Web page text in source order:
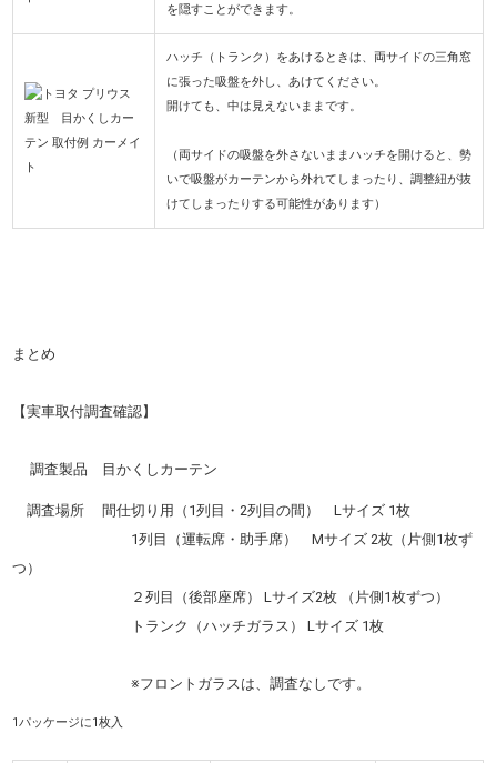
を隠すことができます。
ハッチ（トランク）をあけるときは、両サイドの三角窓
に張った吸盤を外し、あけてください。
開けても、中は見えないままです。
（両サイドの吸盤を外さないままハッチを開けると、勢
いで吸盤がカーテンから外れてしまったり、調整紐が抜
けてしまったりする可能性があります）
まとめ
【実車取付調査確認】
調査製品 目かくしカーテン
調査場所 間仕切り用（1列目・2列目の間） Lサイズ 1枚
1列目（運転席・助手席） Mサイズ 2枚（片側1枚ず
つ）
２列目（後部座席） Lサイズ2枚 （片側1枚ずつ）
トランク（ハッチガラス） Lサイズ 1枚
※フロントガラスは、調査なしです。
1パッケージに1枚入